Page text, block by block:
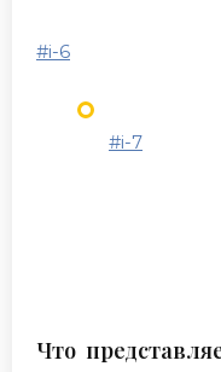
#i-6
#i-7
Что